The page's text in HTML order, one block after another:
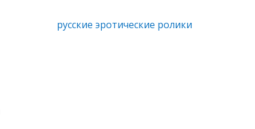
русские эротические ролики